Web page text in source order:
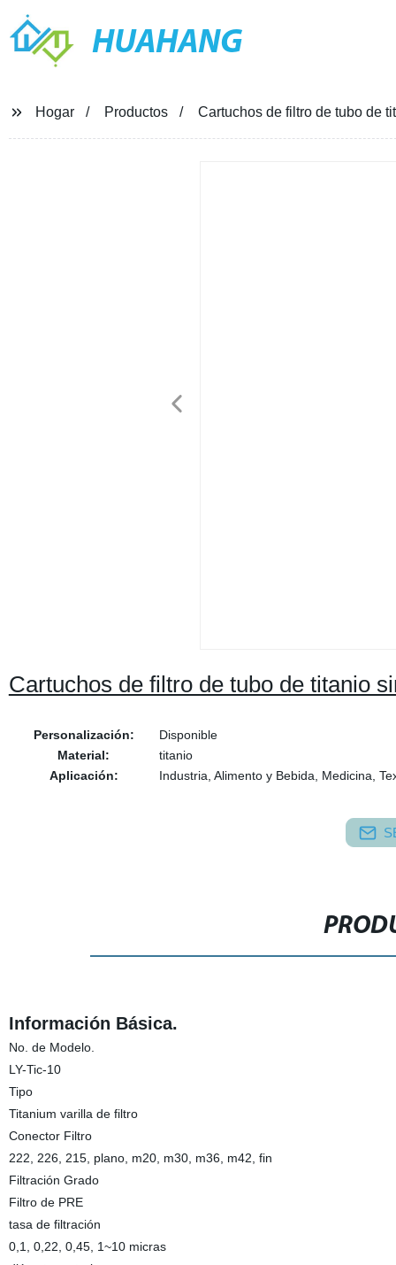
HUAHANG
Hogar Productos Cartuchos de filtro de tubo de
Cartuchos de filtro de tubo de titanio
Personalización:
Disponible
Material:
titanio
Aplicación:
Industria, Alimento y Bebida, Medicina,
Información Básica.
No. de Modelo.
LY-Tic-10
Tipo
Titanium varilla de filtro
Conector Filtro
222, 226, 215, plano, m20, m30, m36, m42, fin
Filtración Grado
Filtro de PRE
tasa de filtración
0,1, 0,22, 0,45, 1~10 micras